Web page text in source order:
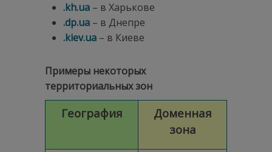
.kh.ua – в Харькове
.dp.ua – в Днепре
.kiev.ua – в Киеве
Примеры некоторых
территориальных зон
География
Доменная
зона